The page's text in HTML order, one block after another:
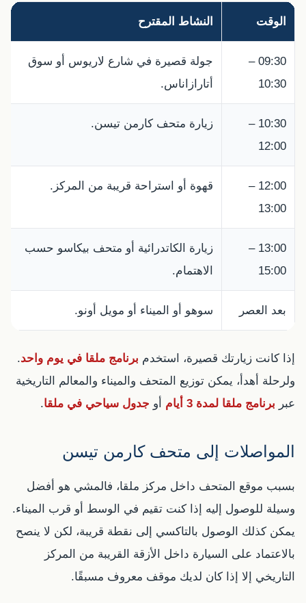
الوقت النشاط المقترح
09:30 –
10:30
جولة قصيرة في شارع لاريوس أو سوق
أتارازاناس.
10:30 –
12:00
زيارة متحف كارمن تيسن.
12:00 –
13:00
قهوة أو استراحة قريبة من المركز.
13:00 –
15:00
زيارة الكاتدرائية أو متحف بيكاسو حسب
الاهتمام.
بعد العصر سوهو أو الميناء أو مويل أونو.
إذا كانت زيارتك قصيرة، استخدم برنامج ملقا في يوم واحد.
ولرحلة أهدأ، يمكن توزيع المتحف والميناء والمعالم التاريخية
عبر برنامج ملقا لمدة 3 أيام أو جدول سياحي في ملقا.
المواصلات إلى متحف كارمن تيسن
بسبب موقع المتحف داخل مركز ملقا، فالمشي هو أفضل
وسيلة للوصول إليه إذا كنت تقيم في الوسط أو قرب الميناء.
يمكن كذلك الوصول بالتاكسي إلى نقطة قريبة، لكن لا ينصح
بالاعتماد على السيارة داخل الأزقة القريبة من المركز
التاريخي إلا إذا كان لديك موقف معروف مسبقًا.